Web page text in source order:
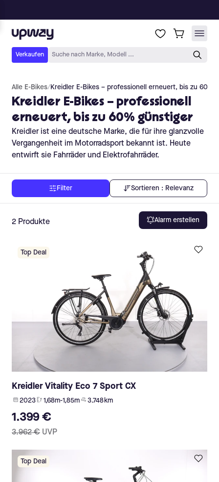
Alle E-Bikes/Kreidler E-Bikes – professionell erneuert, bis zu 60%
Kreidler E-Bikes – professionell
erneuert, bis zu 60% günstiger
Kreidler ist eine deutsche Marke, die für ihre glanzvolle
Vergangenheit im Motorradsport bekannt ist. Heute
entwirft sie Fahrräder und Elektrofahrräder.
Filter Sortieren : Relevanz
2 Produkte Alarm erstellen
Top Deal
Kreidler Vitality Eco 7 Sport CX
2023 1,68m-1,85m 3.748 km
1.399 €
3.962 € UVP
Top Deal